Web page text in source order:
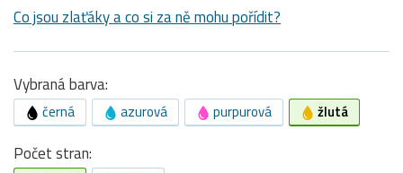
Co jsou zlaťáky a co si za ně mohu pořídit?
Vybraná barva:
černá azurová purpurová žlutá
Počet stran: